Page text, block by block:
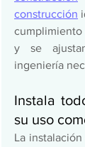
construcción
cumplimiento
y se
ingeniería
Instala
su uso
La